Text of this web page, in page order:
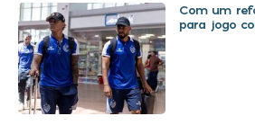
Com um
para jogo